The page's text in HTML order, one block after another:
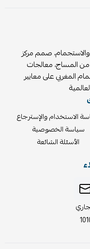
صمم مركز
المساج، معالجات
المغربي على معايير
الاستخدام والإسترجاع
سياسة الخصوصية
الأسئلة الشائعة